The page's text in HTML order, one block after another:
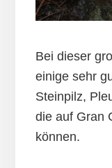
Bei dieser
einige sehr
Steinpilz,
die auf Gran
können.